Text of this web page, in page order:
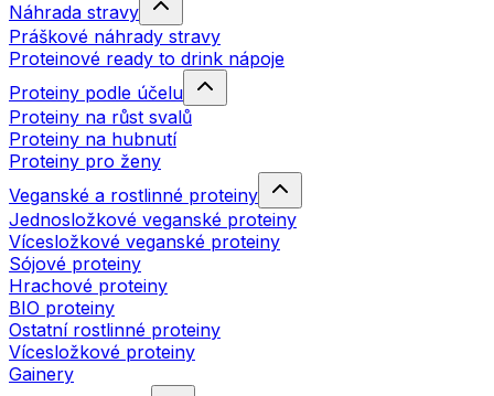
Náhrada stravy
Práškové náhrady stravy
Proteinové ready to drink nápoje
Proteiny podle účelu
Proteiny na růst svalů
Proteiny na hubnutí
Proteiny pro ženy
Veganské a rostlinné proteiny
Jednosložkové veganské proteiny
Vícesložkové veganské proteiny
Sójové proteiny
Hrachové proteiny
BIO proteiny
Ostatní rostlinné proteiny
Vícesložkové proteiny
Gainery